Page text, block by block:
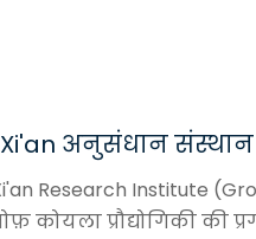
अनुसंधान
Research Institute
कोयला प्रौद्योगिकी